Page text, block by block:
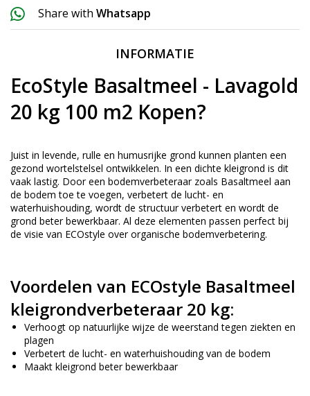
Share with Whatsapp
INFORMATIE
EcoStyle Basaltmeel - Lavagold
20 kg 100 m2 Kopen?
Juist in levende, rulle en humusrijke grond kunnen planten een
gezond wortelstelsel ontwikkelen. In een dichte kleigrond is dit
vaak lastig. Door een bodemverbeteraar zoals Basaltmeel aan
de bodem toe te voegen, verbetert de lucht- en
waterhuishouding, wordt de structuur verbetert en wordt de
grond beter bewerkbaar. Al deze elementen passen perfect bij
de visie van ECOstyle over organische bodemverbetering.
Voordelen van ECOstyle Basaltmeel
kleigrondverbeteraar 20 kg:
Verhoogt op natuurlijke wijze de weerstand tegen ziekten en
plagen
Verbetert de lucht- en waterhuishouding van de bodem
Maakt kleigrond beter bewerkbaar